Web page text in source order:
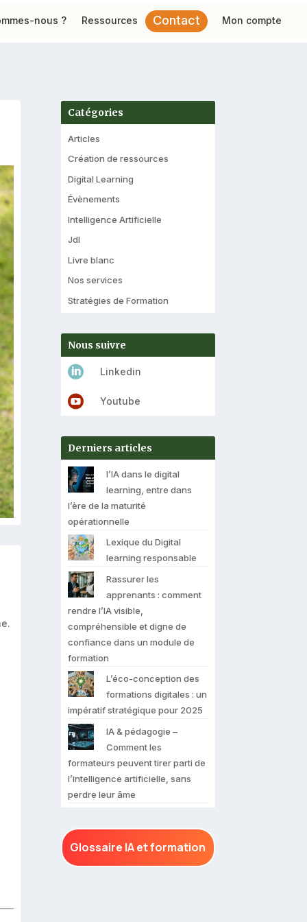
nous ? Ressources Contact Mon compte
Catégories
Articles
Création de ressources
Digital Learning
Évènements
Intelligence Artificielle
Jdl
Livre blanc
Nos services
Stratégies de Formation
Nous suivre
 Linkedin
 Youtube
Derniers articles
l’IA dans le digital
learning, entre dans
l’ère de la maturité
opérationnelle
Lexique du Digital
learning responsable
Rassurer les
apprenants : comment
rendre l’IA visible,
compréhensible et digne de
confiance dans un module de
formation
L’éco-conception des
formations digitales : un
impératif stratégique pour 2025
IA & pédagogie –
Comment les
formateurs peuvent tirer parti de
l’intelligence artificielle, sans
perdre leur âme
Glossaire IA et formation